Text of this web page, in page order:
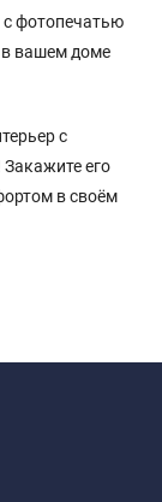
фотопечатью
в вашем доме
с
его
в своём